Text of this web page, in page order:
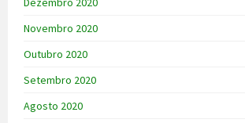
Novembro 2020
Outubro 2020
Setembro 2020
Agosto 2020